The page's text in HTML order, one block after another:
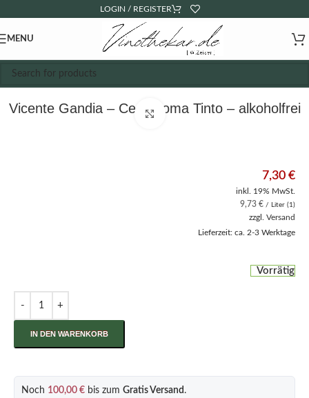
LOGIN / REGISTER
MENU
Vicente Gandia – Cero Coma Tinto – alkoholfrei
Click to enlarge
7,30 €
inkl. 19% MwSt.
9,73 € / Liter (1)
zzgl. Versand
Lieferzeit: ca. 2-3 Werktage
Vorrätig
IN DEN WARENKORB
Noch 100,00 € bis zum Gratis Versand .